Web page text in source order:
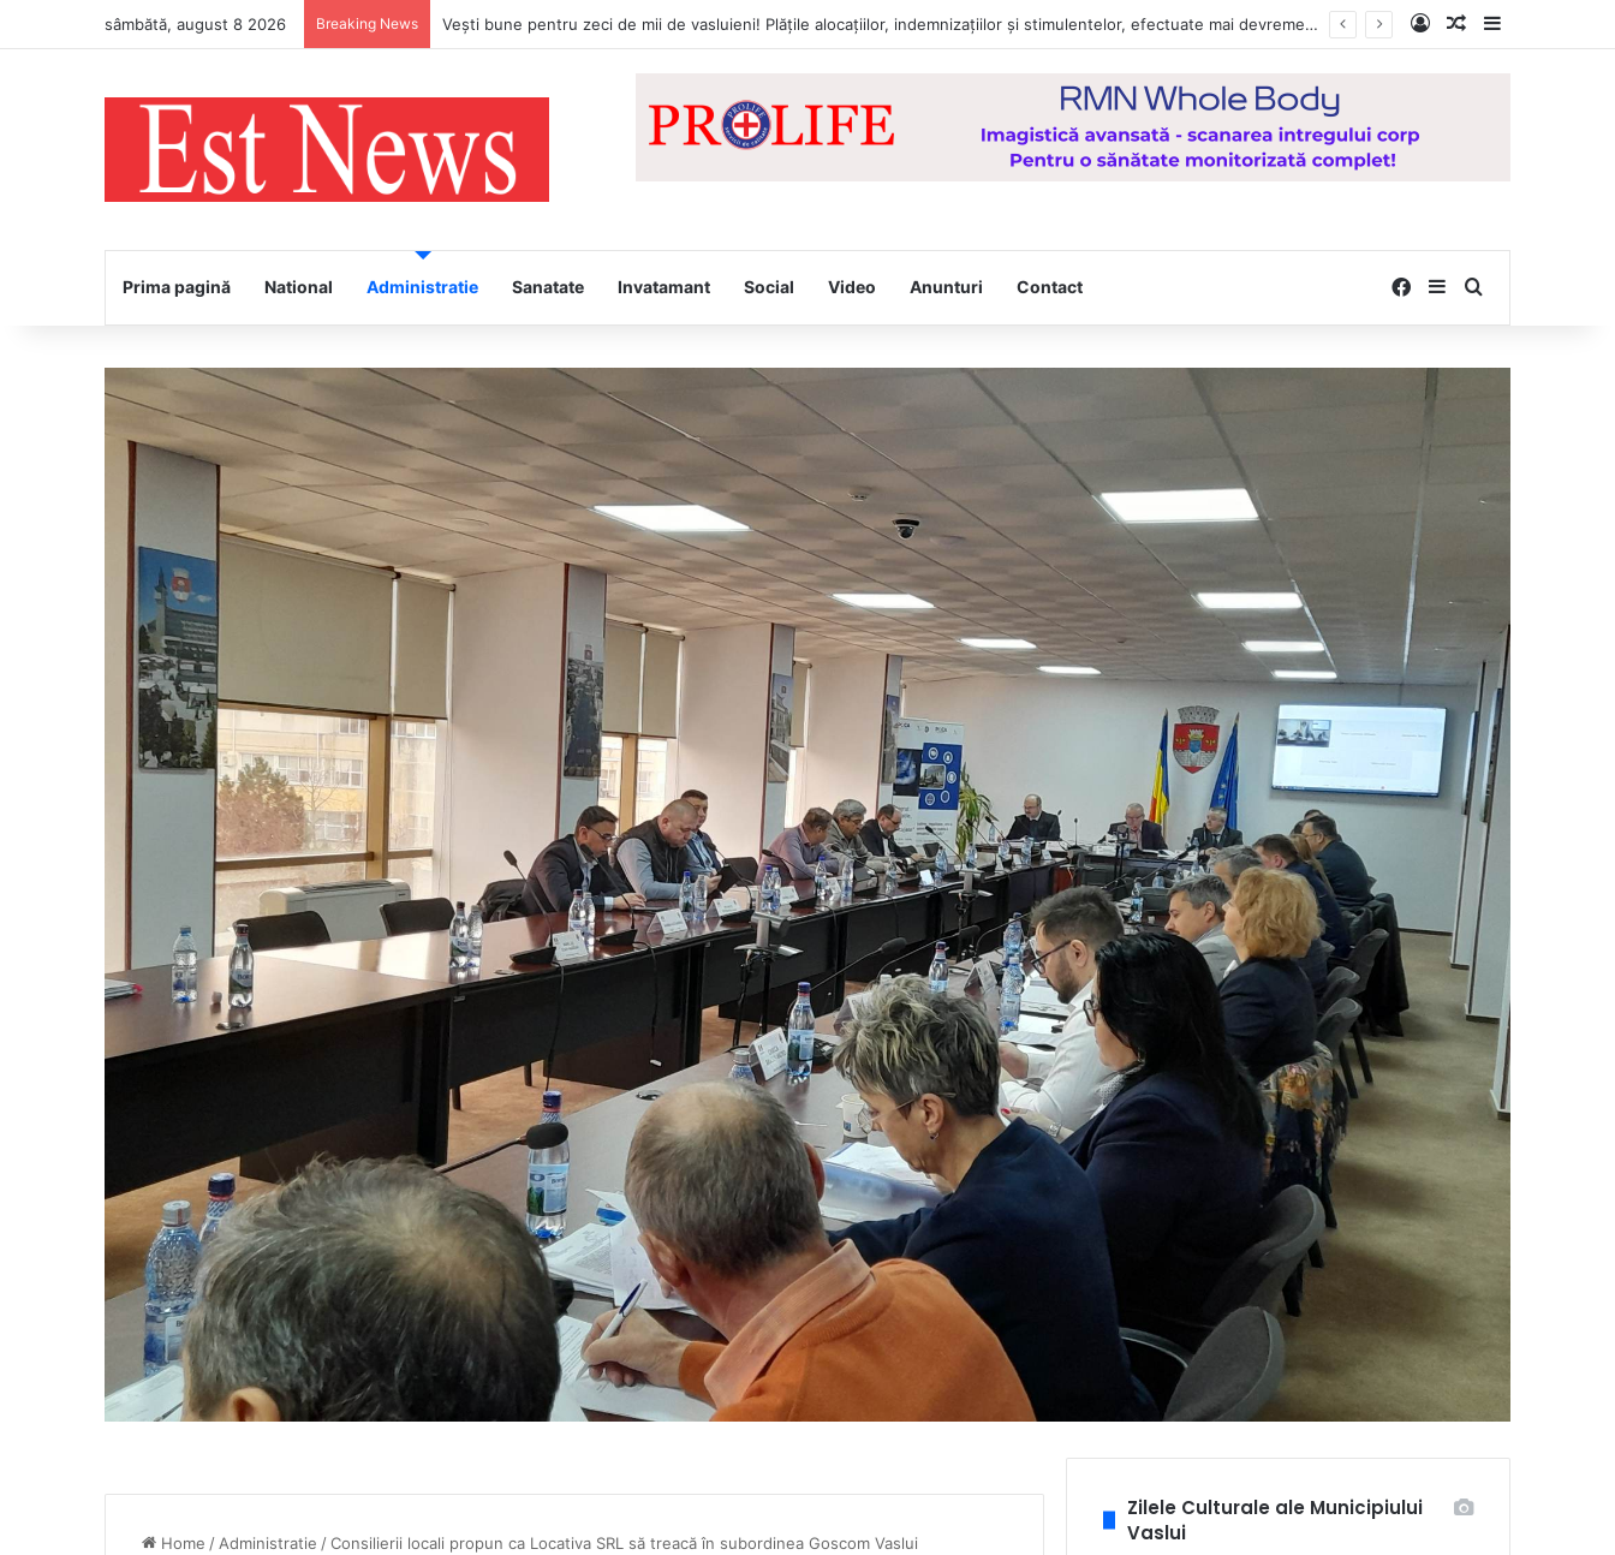
sâmbătă, august 8 2026 Breaking News PS Ignatie va întâmpina, joi, la Vaslui, Icoana făcătoare de minuni a Maicii Domnului, de la Mănăstirea Hadâmbu Log InRandom Article
Prima pagină National Administratie Sanatate Invatamant Social Video Anunturi Contact Facebook
SidebarSearch for
Home / Administratie /Consilierii locali propun ca Locativa SRL să treacă în subordinea Goscom Vaslui
Zilele Culturale ale Municipiului
Vaslui